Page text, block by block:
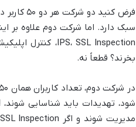
بخرند؟ قطعاً نه.